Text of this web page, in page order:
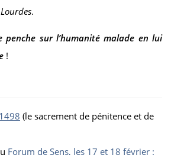
.
penche sur l’humanité malade en lui
!
(le sacrement de pénitence et de
Forum de Sens, les 17 et 18 février :